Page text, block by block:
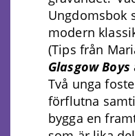
Ungdomsbok
modern
(Tips från
Glasgow Boys
Två unga
förflutna
bygga en